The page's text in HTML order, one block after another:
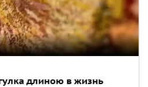
длиною в жизнь